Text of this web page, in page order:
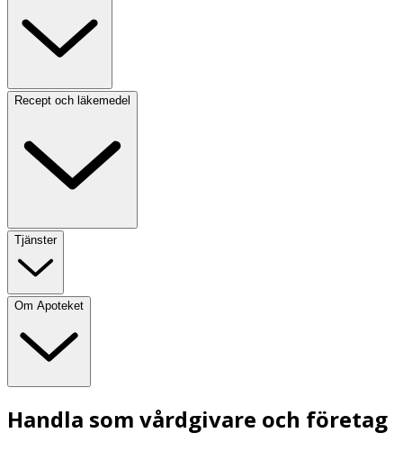
Recept och läkemedel
Tjänster
Om Apoteket
Handla som vårdgivare och företag